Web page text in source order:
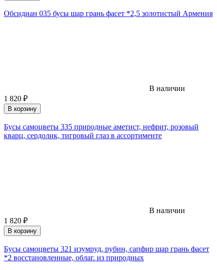
Обсидиан 035 бусы шар грань фасет *2,5 золотистый Армения
В наличии
1 820 ₽
В корзину
Бусы самоцветы 335 природные аметист, нефрит, розовый
кварц, сердолик, тигровый глаз в ассортименте
В наличии
1 820 ₽
В корзину
Бусы самоцветы 321 изумруд, рубин, сапфир шар грань фасет
*2 восстановленные, облаг. из природных